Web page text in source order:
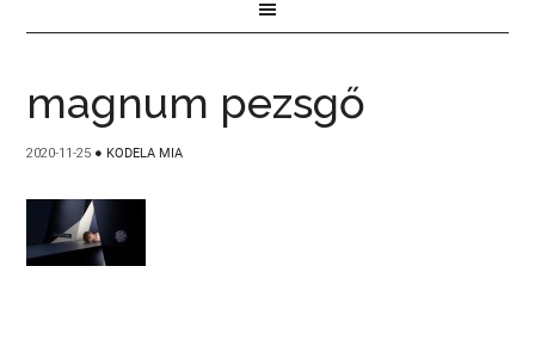
magnum pezsgő
2020-11-25 ● KODELA MIA